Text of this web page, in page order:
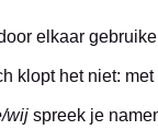
elkaar
klopt het niet: met
wij spreek je